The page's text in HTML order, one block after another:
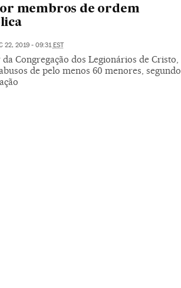
membros de ordem
22, 2019 - 09:31 EST
Congregação dos Legionários de Cristo,
de pelo menos 60 menores, segundo